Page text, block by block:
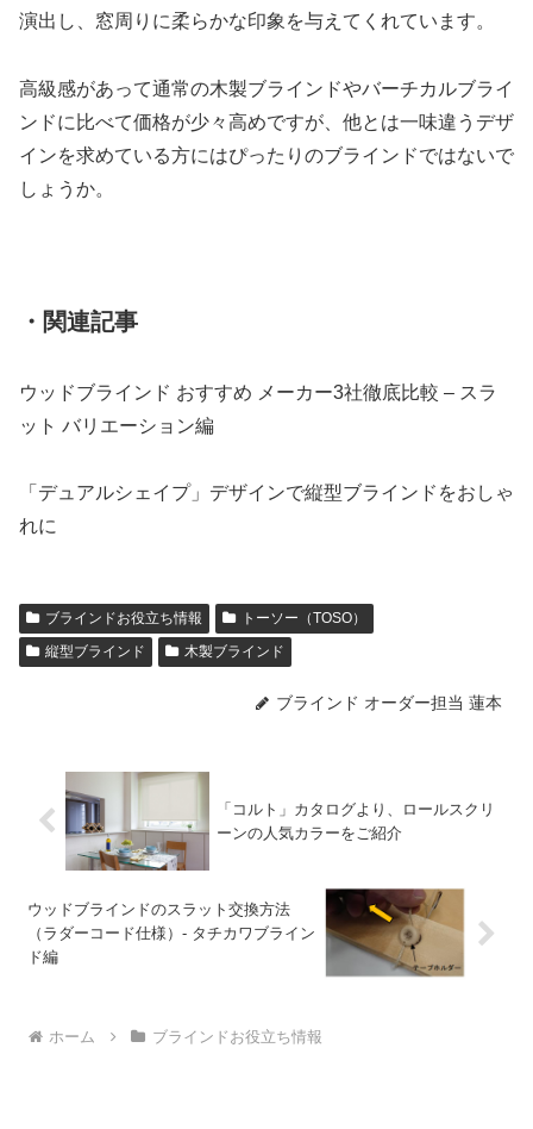
演出し、窓周りに柔らかな印象を与えてくれています。
高級感があって通常の木製ブラインドやバーチカルブライ
ンドに比べて価格が少々高めですが、他とは一味違うデザ
インを求めている方にはぴったりのブラインドではないで
しょうか。
・関連記事
ウッドブラインド おすすめ メーカー3社徹底比較 – スラ
ット バリエーション編
「デュアルシェイプ」デザインで縦型ブラインドをおしゃ
れに
ブラインドお役立ち情報
トーソー（TOSO）
縦型ブラインド
木製ブラインド
ブラインド オーダー担当 蓮本
「コルト」カタログより、ロールスクリ
ーンの人気カラーをご紹介
ウッドブラインドのスラット交換方法
（ラダーコード仕様）- タチカワブライン
ド編
ホーム ブラインドお役立ち情報